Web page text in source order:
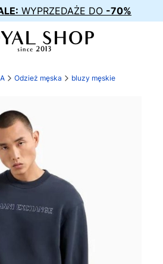
WYPRZEDAŻE DO -70%
Odzież męska bluzy męskie